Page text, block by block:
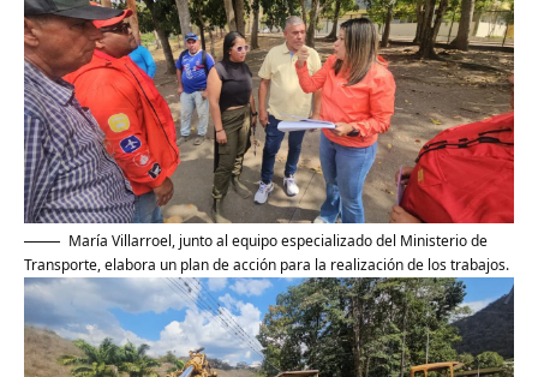
María Villarroel, junto al equipo especializado del Ministerio de
Transporte, elabora un plan de acción para la realización de los trabajos.